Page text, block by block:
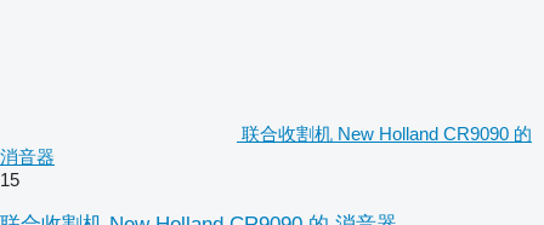
联合收割机 New Holland CR9090 的
消音器
15